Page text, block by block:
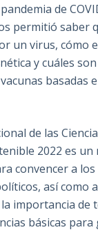
de
permitió saber
un virus, cómo
y cuáles
basadas
de las
2022 es un
convencer a
así como
importancia de
básicas